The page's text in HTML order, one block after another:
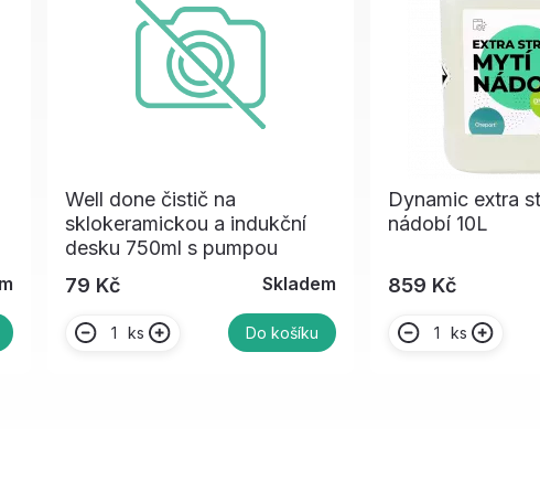
Well done čistič na
sklokeramickou a indukční
desku 750ml s pumpou
79 Kč
Skladem
ks Do košíku
Dynamic extra
nádobí 10L
859 Kč
ks